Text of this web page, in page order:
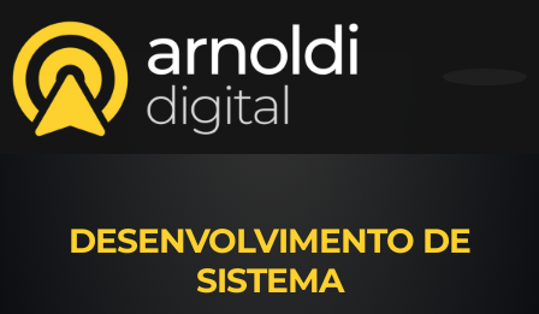
DESENVOLVIMENTO DE
SISTEMA